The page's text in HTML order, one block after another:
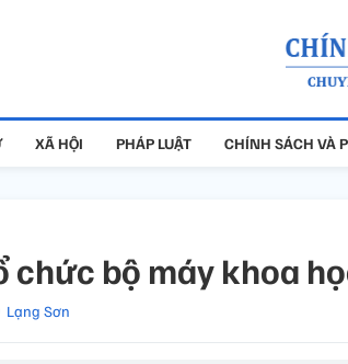
XÃ HỘI PHÁP LUẬT CHÍNH SÁCH VÀ
chức bộ máy khoa
Lạng Sơn